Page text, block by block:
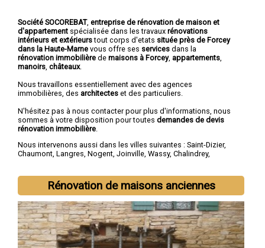
Société SOCOREBAT, entreprise de rénovation de maison et
d'appartement spécialisée dans les travaux rénovations
intérieurs et extérieurstout corps d'etats située près de Forcey
dans la Haute-Marne vous offre ses services dans la
rénovation immobilière de maisons à Forcey, appartements
manoirs châteaux.
Nous travaillons essentiellement avec des agences
immobilières, des architectes et des particuliers.
N'hésitez pas à nous contacter pour plus d'informations, nous
sommes à votre disposition pour toutes demandes de devis
rénovation immobilière
Nous intervenons aussi dans les villes suivantes : Saint-Dizier,
Chaumont, Langres, Nogent, Joinville, Wassy, Chalindrey,
Rénovation de maisons anciennes